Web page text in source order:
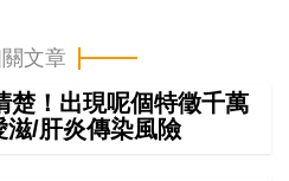
文章
楚！出現呢個特徵千萬
/肝炎傳染風險